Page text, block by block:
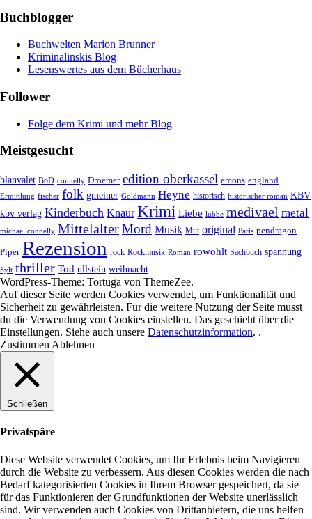
Buchblogger
Buchwelten Marion Brunner
Kriminalinskis Blog
Lesenswertes aus dem Bücherhaus
Follower
Folge dem Krimi und mehr Blog
Meistgesucht
blanvalet BoD connelly Droemer edition oberkassel emons england
Ermittlung fischer folk gmeiner Goldmann Heyne historisch historischer roman KBV
kbv verlag Kinderbuch Knaur Krimi Liebe lübbe medivael metal
michael connelly MittelalterMord Musik Mut original Paris pendragon
Piper Rezension rock Rockmusik Roman rowohlt Sachbuch spannung
Sylt thriller Tod ullstein weihnacht
WordPress-Theme: Tortuga von ThemeZee.
Auf dieser Seite werden Cookies verwendet, um Funktionalität und
Sicherheit zu gewährleisten. Für die weitere Nutzung der Seite musst
du die Verwendung von Cookies einstellen. Das geschieht über die
Einstellungen. Siehe auch unsere Datenschutzinformation. .
Zustimmen Ablehnen
Schließen
Privatspäre
Diese Website verwendet Cookies, um Ihr Erlebnis beim Navigieren
durch die Website zu verbessern. Aus diesen Cookies werden die nach
Bedarf kategorisierten Cookies in Ihrem Browser gespeichert, da sie
für das Funktionieren der Grundfunktionen der Website unerlässlich
sind. Wir verwenden auch Cookies von Drittanbietern, die uns helfen